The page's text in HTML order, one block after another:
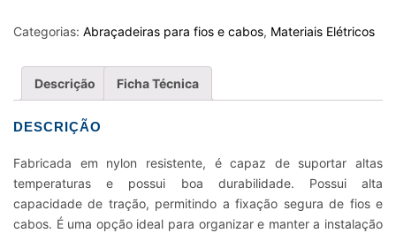
E
NYLON
K55LM
530
7.8MM
PRETO
quantidade
Categorias: Abraçadeiras para fios e cabos, Materiais Elétricos
Descrição Ficha Técnica
DESCRIÇÃO
Fabricada em nylon resistente, é capaz de suportar altas
temperaturas e possui boa durabilidade. Possui alta
capacidade de tração, permitindo a fixação segura de fios e
cabos. É uma opção ideal para organizar e manter a instalação